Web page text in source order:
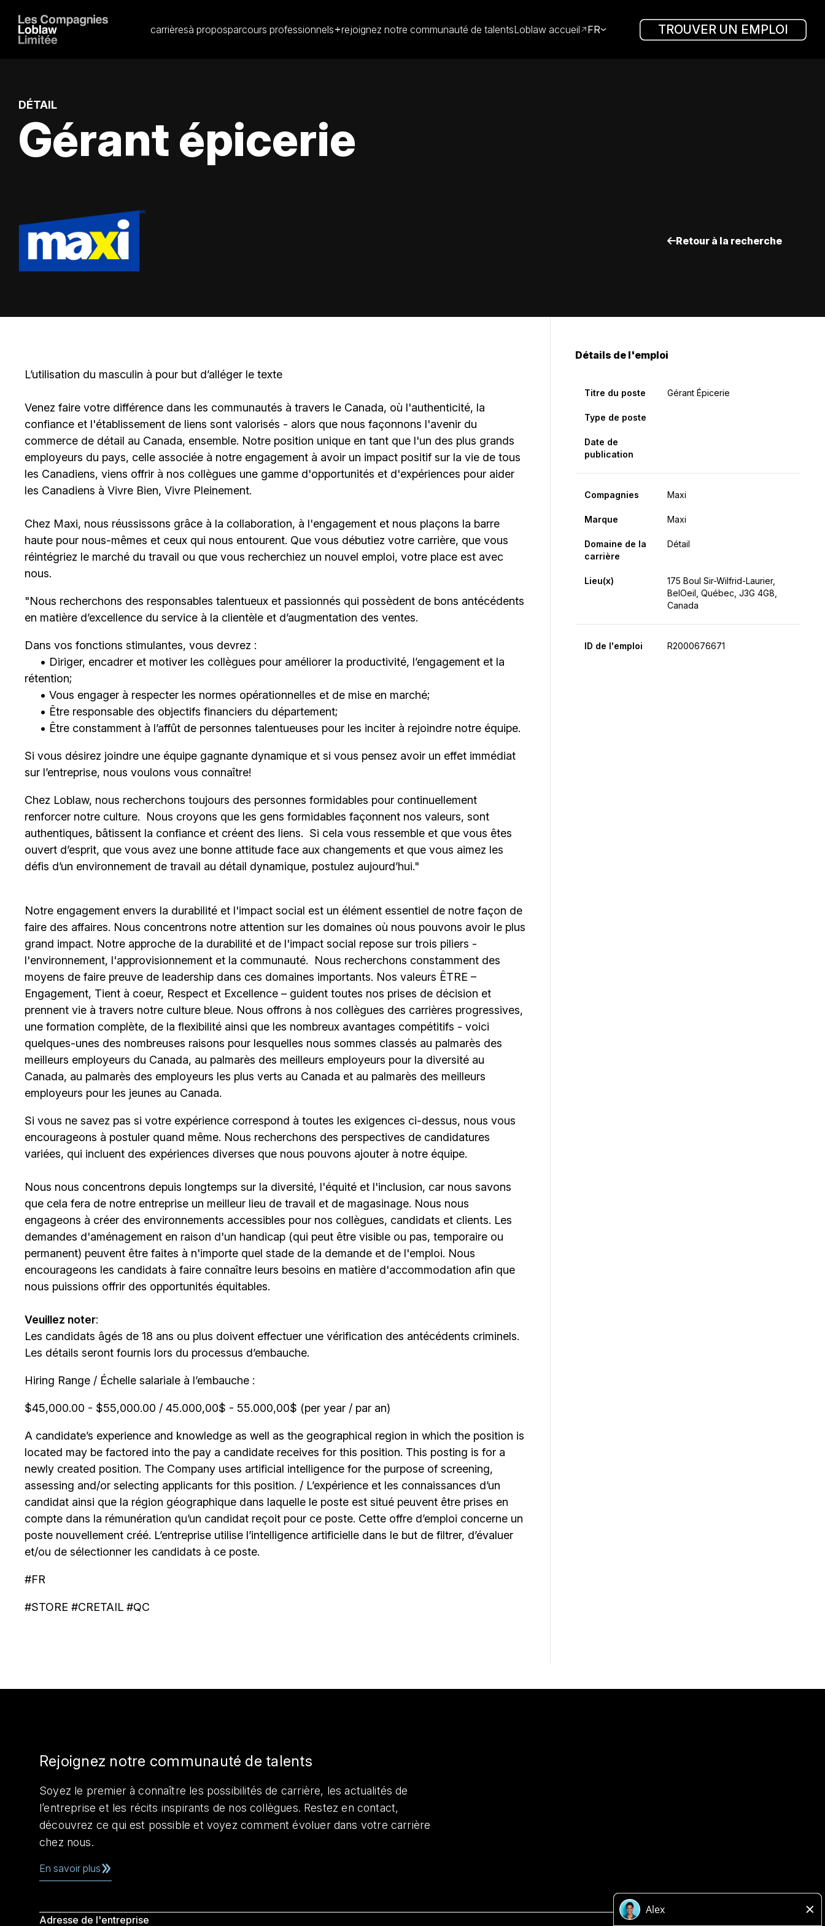
carrièresà proposparcours professionnels rejoignez notre communauté de talentsLoblaw accueil FR TROUVER UN EMPLOI
DÉTAIL
Gérant épicerie
Retour à la recherche
L’utilisation du masculin à pour but d’alléger le texte
Venez faire votre différence dans les communautés à travers le Canada, où l'authenticité, la
confiance et l'établissement de liens sont valorisés - alors que nous façonnons l'avenir du
commerce de détail au Canada, ensemble. Notre position unique en tant que l'un des plus grands
employeurs du pays, celle associée à notre engagement à avoir un impact positif sur la vie de tous
les Canadiens, viens offrir à nos collègues une gamme d'opportunités et d'expériences pour aider
les Canadiens à Vivre Bien, Vivre Pleinement.
Chez Maxi, nous réussissons grâce à la collaboration, à l'engagement et nous plaçons la barre
haute pour nous-mêmes et ceux qui nous entourent. Que vous débutiez votre carrière, que vous
réintégriez le marché du travail ou que vous recherchiez un nouvel emploi, votre place est avec
nous.
"Nous recherchons des responsables talentueux et passionnés qui possèdent de bons antécédents
en matière d’excellence du service à la clientèle et d’augmentation des ventes.
Dans vos fonctions stimulantes, vous devrez :
• Diriger, encadrer et motiver les collègues pour améliorer la productivité, l’engagement et la
rétention;
• Vous engager à respecter les normes opérationnelles et de mise en marché;
• Être responsable des objectifs financiers du département;
• Être constamment à l’affût de personnes talentueuses pour les inciter à rejoindre notre équipe.
Si vous désirez joindre une équipe gagnante dynamique et si vous pensez avoir un effet immédiat
sur l’entreprise, nous voulons vous connaître!
Chez Loblaw, nous recherchons toujours des personnes formidables pour continuellement
renforcer notre culture. Nous croyons que les gens formidables façonnent nos valeurs, sont
authentiques, bâtissent la confiance et créent des liens. Si cela vous ressemble et que vous êtes
ouvert d’esprit, que vous avez une bonne attitude face aux changements et que vous aimez les
défis d’un environnement de travail au détail dynamique, postulez aujourd’hui."
Notre engagement envers la durabilité et l'impact social est un élément essentiel de notre façon de
faire des affaires. Nous concentrons notre attention sur les domaines où nous pouvons avoir le plus
grand impact. Notre approche de la durabilité et de l'impact social repose sur trois piliers -
l'environnement, l'approvisionnement et la communauté.
Nous recherchons constamment des
moyens de faire preuve de leadership dans ces domaines importants. Nos valeurs ÊTRE –
Engagement, Tient à coeur, Respect et Excellence – guident toutes nos prises de décision et
prennent vie à travers notre culture bleue. Nous offrons à nos collègues des carrières progressives,
une formation complète, de la flexibilité ainsi que les nombreux avantages compétitifs - voici
quelques-unes des nombreuses raisons pour lesquelles nous sommes classés au palmarès des
meilleurs employeurs du Canada, au palmarès des meilleurs employeurs pour la diversité au
Canada, au palmarès des employeurs les plus verts au Canada et au palmarès des meilleurs
employeurs pour les jeunes au Canada.
Si vous ne savez pas si votre expérience correspond à toutes les exigences ci-dessus, nous vous
encourageons à postuler quand même. Nous recherchons des perspectives de candidatures
variées, qui incluent des expériences diverses que nous pouvons ajouter à notre équipe.
Nous nous concentrons depuis longtemps sur la diversité, l'équité et l'inclusion, car nous savons
que cela fera de notre entreprise un meilleur lieu de travail et de magasinage. Nous nous
engageons à créer des environnements accessibles pour nos collègues, candidats et clients. Les
demandes d'aménagement en raison d'un handicap (qui peut être visible ou pas, temporaire ou
permanent) peuvent être faites à n'importe quel stade de la demande et de l'emploi. Nous
encourageons les candidats à faire connaître leurs besoins en matière d'accommodation afin que
nous puissions offrir des opportunités équitables.
Veuillez noter:
Les candidats âgés de 18 ans ou plus doivent effectuer une vérification des antécédents criminels.
Les détails seront fournis lors du processus d’embauche.
Hiring Range / Échelle salariale à l’embauche :
$45,000.00 - $55,000.00 / 45.000,00$ - 55.000,00$ (per year / par an)
A candidate’s experience and knowledge as well as the geographical region in which the position is
located may be factored into the pay a candidate receives for this position. This posting is for a
newly created position. The Company uses artificial intelligence for the purpose of screening,
assessing and/or selecting applicants for this position. / L’expérience et les connaissances d’un
candidat ainsi que la région géographique dans laquelle le poste est situé peuvent être prises en
compte dans la rémunération qu’un candidat reçoit pour ce poste. Cette offre d’emploi concerne un
poste nouvellement créé. L’entreprise utilise l’intelligence artificielle dans le but de filtrer, d’évaluer
et/ou de sélectionner les candidats à ce poste.
#FR
#STORE #CRETAIL #QC
Détails de l'emploi
Titre du poste Gérant Épicerie
Type de poste
Date de
publication
Compagnies Maxi
Marque Maxi
Domaine de la
carrière
Détail
Lieu(x)
175 Boul Sir-Wilfrid-Laurier,
BelOeil, Québec, J3G 4G8,
Canada
ID de l'emploi R2000676671
Rejoignez notre communauté de talents
Soyez le premier à connaître les possibilités de carrière, les actualités de
l’entreprise et les récits inspirants de nos collègues. Restez en contact,
découvrez ce qui est possible et voyez comment évoluer dans votre carrière
chez nous.
En savoir plus
Adresse de l'entreprise